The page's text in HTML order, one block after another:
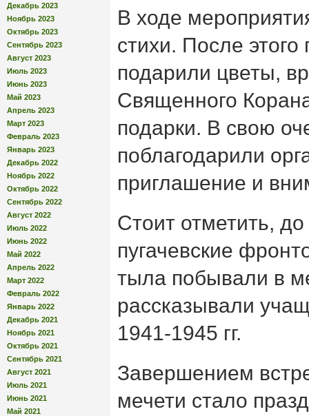
Декабрь 2023
Ноябрь 2023
Октябрь 2023
Сентябрь 2023
Август 2023
Июль 2023
Июнь 2023
Май 2023
Апрель 2023
Март 2023
Февраль 2023
Январь 2023
Декабрь 2022
Ноябрь 2022
Октябрь 2022
Сентябрь 2022
Август 2022
Июль 2022
Июнь 2022
Май 2022
Апрель 2022
Март 2022
Февраль 2022
Январь 2022
Декабрь 2021
Ноябрь 2021
Октябрь 2021
Сентябрь 2021
Август 2021
Июль 2021
Июнь 2021
Май 2021
В ходе
стихи. После
подарили цветы,
Священного
подарки. В свою
поблагодарили
приглашение и
Стоит отметить,
пугачевские
тыла побывали в
рассказывали
1941-1945 гг.
Завершением
мечети стало